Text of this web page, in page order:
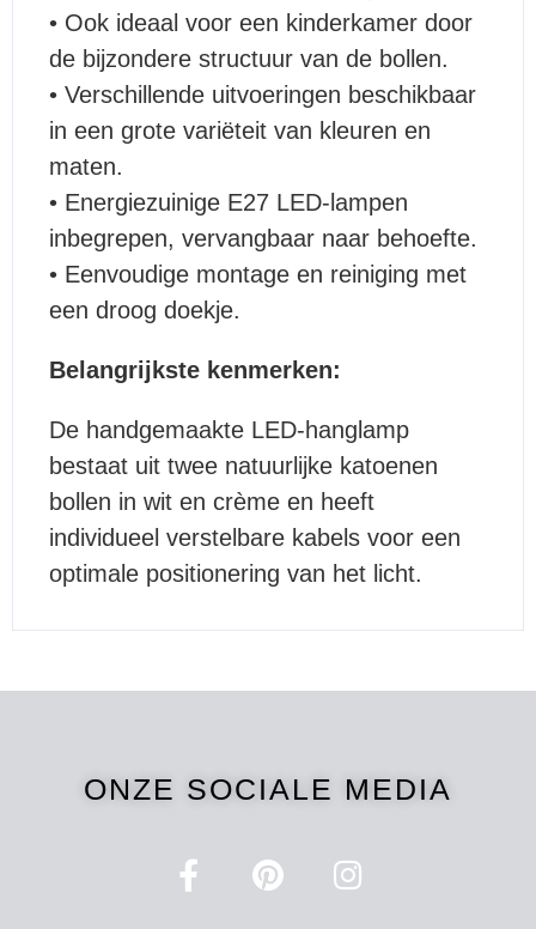
• Ook ideaal voor een kinderkamer door
de bijzondere structuur van de bollen.
• Verschillende uitvoeringen beschikbaar
in een grote variëteit van kleuren en
maten.
• Energiezuinige E27 LED-lampen
inbegrepen, vervangbaar naar behoefte.
• Eenvoudige montage en reiniging met
een droog doekje.
Belangrijkste kenmerken:
De handgemaakte LED-hanglamp
bestaat uit twee natuurlijke katoenen
bollen in wit en crème en heeft
individueel verstelbare kabels voor een
optimale positionering van het licht.
ONZE SOCIALE MEDIA